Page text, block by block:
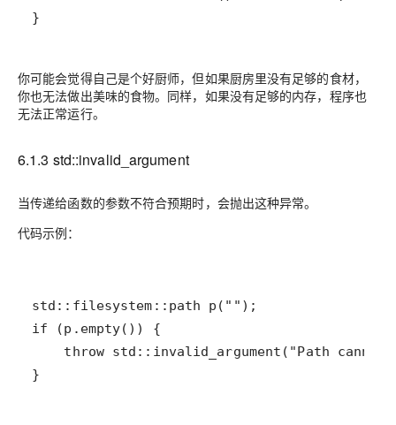
}
你可能会觉得自己是个好厨师，但如果厨房里没有足够的食材，
你也无法做出美味的食物。同样，如果没有足够的内存，程序也
无法正常运行。
6.1.3 std::invalid_argument
当传递给函数的参数不符合预期时，会抛出这种异常。
代码示例：
}